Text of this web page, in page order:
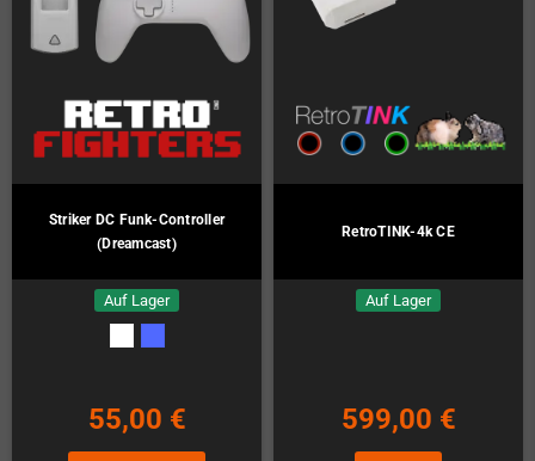
Striker DC Funk-Controller
(Dreamcast)
Auf Lager
55,00 €
RetroTINK-4k CE
Auf Lager
599,00 €